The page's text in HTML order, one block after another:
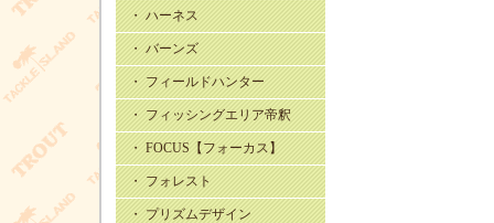
・ ハーネス
・ バーンズ
・ フィールドハンター
・ フィッシングエリア帝釈
・ FOCUS【フォーカス】
・ フォレスト
・ プリズムデザイン